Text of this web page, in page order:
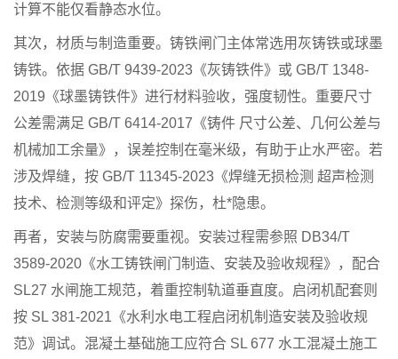
计算不能仅看静态水位。
其次，材质与制造重要。铸铁闸门主体常选用灰铸铁或球墨
铸铁。依据 GB/T 9439-2023《灰铸铁件》或 GB/T 1348-
2019《球墨铸铁件》进行材料验收，强度韧性。重要尺寸
公差需满足 GB/T 6414-2017《铸件 尺寸公差、几何公差与
机械加工余量》，误差控制在毫米级，有助于止水严密。若
涉及焊缝，按 GB/T 11345-2023《焊缝无损检测 超声检测
技术、检测等级和评定》探伤，杜*隐患。
再者，安装与防腐需要重视。安装过程需参照 DB34/T
3589-2020《水工铸铁闸门制造、安装及验收规程》，配合
SL27 水闸施工规范，着重控制轨道垂直度。启闭机配套则
按 SL 381-2021《水利水电工程启闭机制造安装及验收规
范》调试。混凝土基础施工应符合 SL 677 水工混凝土施工